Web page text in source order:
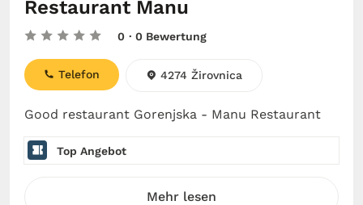
Restaurant Manu
0 · 0 Bewertung
Good restaurant Gorenjska - Manu Restaurant
Telefon 4274 Žirovnica
Top Angebot
Mehr lesen